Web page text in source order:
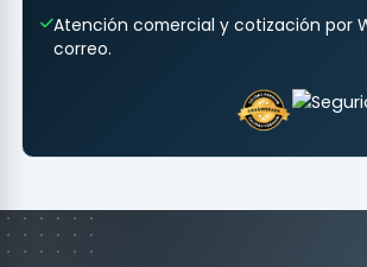
Atención comercial y cotización por
correo.